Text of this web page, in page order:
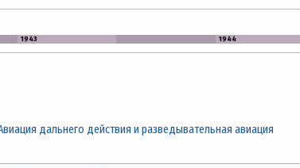
1943 1944
дальнего действия и разведывательная авиация